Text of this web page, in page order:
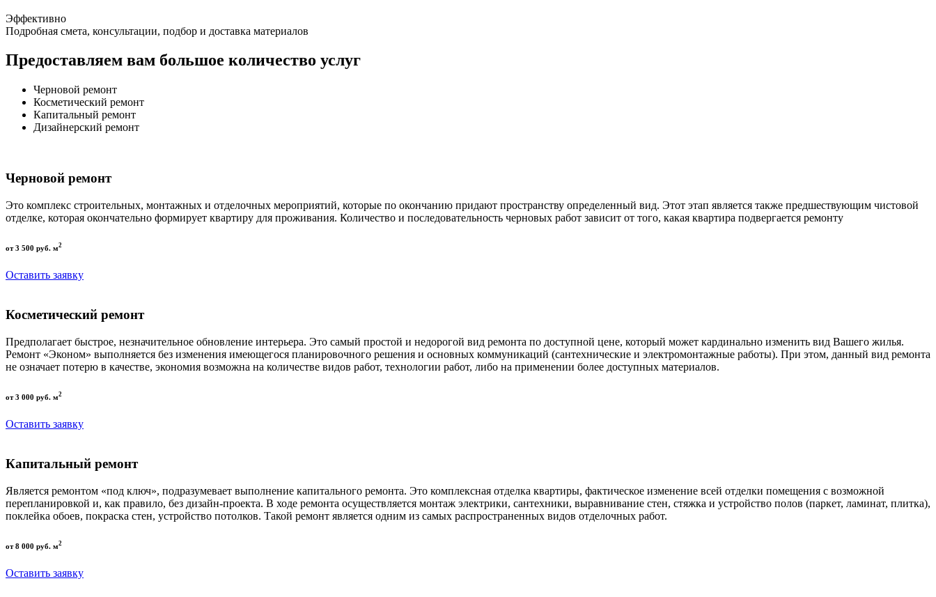
Эффективно
Подробная смета, консультации, подбор и доставка материалов
Предоставляем вам большое количество услуг
Черновой ремонт
Косметический ремонт
Капитальный ремонт
Дизайнерский ремонт
Черновой ремонт
Это комплекс строительных, монтажных и отделочных мероприятий, которые по окончанию придают пространству определенный вид. Этот этап является также предшествующим чистовой
отделке, которая окончательно формирует квартиру для проживания. Количество и последовательность черновых работ зависит от того, какая квартира подвергается ремонту
от 3 500 руб. м2
Оставить заявку
Косметический ремонт
Предполагает быстрое, незначительное обновление интерьера. Это самый простой и недорогой вид ремонта по доступной цене, который может кардинально изменить вид Вашего жилья.
Ремонт «Эконом» выполняется без изменения имеющегося планировочного решения и основных коммуникаций (сантехнические и электромонтажные работы). При этом, данный вид ремонта
не означает потерю в качестве, экономия возможна на количестве видов работ, технологии работ, либо на применении более доступных материалов.
от 3 000 руб. м2
Оставить заявку
Капитальный ремонт
Является ремонтом «под ключ», подразумевает выполнение капитального ремонта. Это комплексная отделка квартиры, фактическое изменение всей отделки помещения с возможной
перепланировкой и, как правило, без дизайн-проекта. В ходе ремонта осуществляется монтаж электрики, сантехники, выравнивание стен, стяжка и устройство полов (паркет, ламинат, плитка),
поклейка обоев, покраска стен, устройство потолков. Такой ремонт является одним из самых распространенных видов отделочных работ.
от 8 000 руб. м2
Оставить заявку